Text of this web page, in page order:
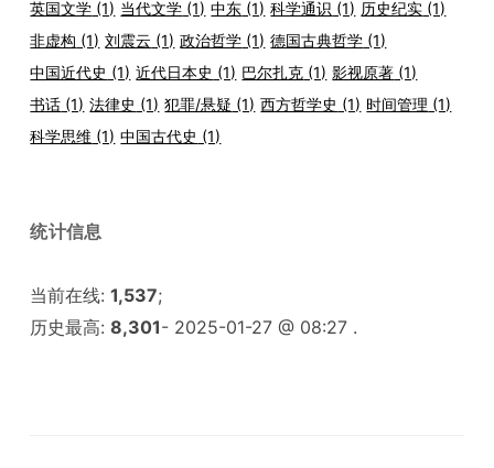
英国文学 (1) 当代文学 (1) 中东 (1) 科学通识 (1) 历史纪实 (1)
非虚构 (1) 刘震云 (1) 政治哲学 (1) 德国古典哲学 (1)
中国近代史 (1) 近代日本史 (1) 巴尔扎克 (1) 影视原著 (1)
书话 (1) 法律史 (1) 犯罪/悬疑 (1) 西方哲学史 (1) 时间管理 (1)
科学思维 (1) 中国古代史 (1)
统计信息
当前在线:1,537;
历史最高:8,301- 2025-01-27 @ 08:27 .